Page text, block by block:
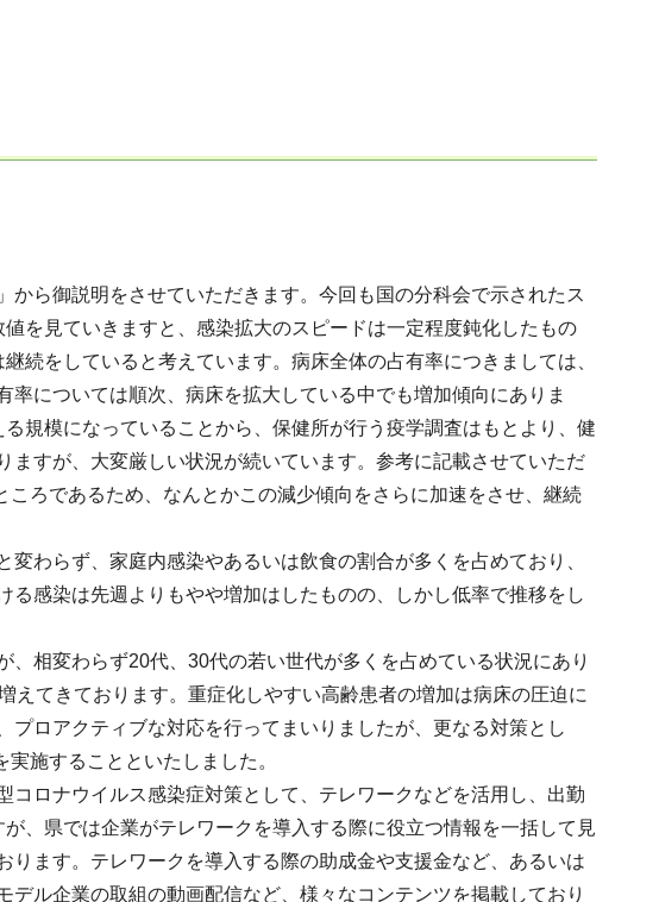
ら御説明をさせていただきます。今回も国の分科会で示されたス
を見ていきますと、感染拡大のスピードは一定程度鈍化したもの
続をしていると考えています。病床全体の占有率につきましては、
については順次、病床を拡大している中でも増加傾向にありま
規模になっていることから、保健所が行う疫学調査はもとより、健
すが、大変厳しい状況が続いています。参考に記載させていただ
ろであるため、なんとかこの減少傾向をさらに加速をさせ、継続
わらず、家庭内感染やあるいは飲食の割合が多くを占めており、
感染は先週よりもやや増加はしたものの、しかし低率で推移をし
相変わらず20代、30代の若い世代が多くを占めている状況にあり
えてきております。重症化しやすい高齢患者の増加は病床の圧迫に
ロアクティブな対応を行ってまいりましたが、更なる対策とし
施することといたしました。
ロナウイルス感染症対策として、テレワークなどを活用し、出勤
、県では企業がテレワークを導入する際に役立つ情報を一括して見
ます。テレワークを導入する際の助成金や支援金など、あるいは
ル企業の取組の動画配信など、様々なコンテンツを掲載しており